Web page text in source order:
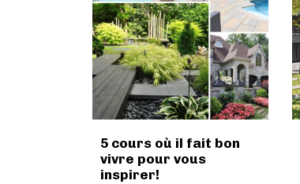
5 cours où il fait bon
vivre pour vous
inspirer!